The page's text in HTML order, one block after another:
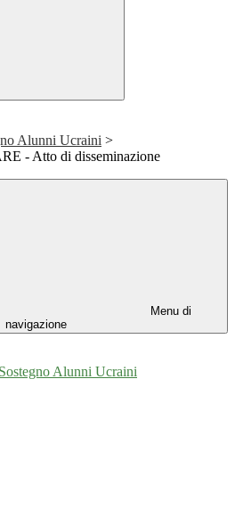
Alunni Ucraini >
- Atto di disseminazione
Menu di
navigazione
Alunni Ucraini